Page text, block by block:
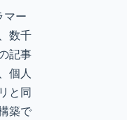
マー
数千
記事
個人
と同
築で